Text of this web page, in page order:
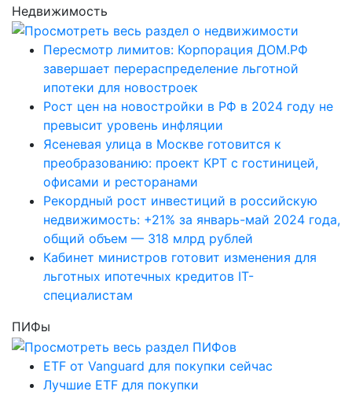
Недвижимость
Пересмотр лимитов: Корпорация ДОМ.РФ
завершает перераспределение льготной
ипотеки для новостроек
Рост цен на новостройки в РФ в 2024 году не
превысит уровень инфляции
Ясеневая улица в Москве готовится к
преобразованию: проект КРТ с гостиницей,
офисами и ресторанами
Рекордный рост инвестиций в российскую
недвижимость: +21% за январь-май 2024 года,
общий объем — 318 млрд рублей
Кабинет министров готовит изменения для
льготных ипотечных кредитов IT-
специалистам
ПИФы
ETF от Vanguard для покупки сейчас
Лучшие ETF для покупки